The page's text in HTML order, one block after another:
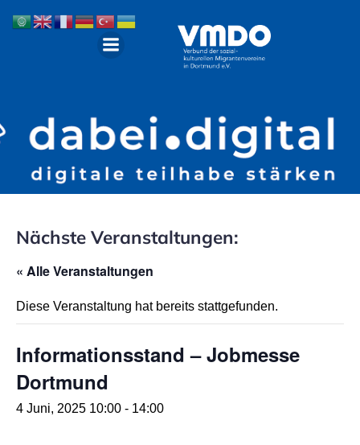
Nächste Veranstaltungen:
« Alle Veranstaltungen
Diese Veranstaltung hat bereits stattgefunden.
Informationsstand – Jobmesse
Dortmund
4 Juni, 2025 10:00 - 14:00